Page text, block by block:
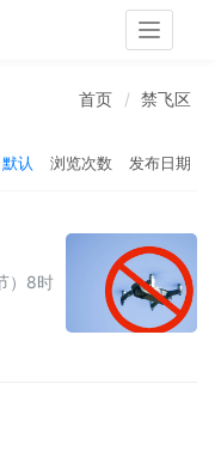
Toggle
首页 禁飞区
默认 浏览次数 发布日期
）8时